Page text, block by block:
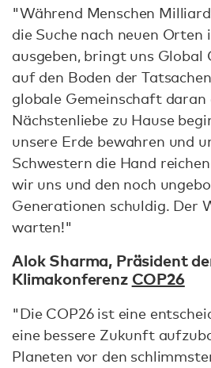
"Während Menschen
die Suche nach neuen
ausgeben, bringt uns Global
auf den Boden der
globale Gemeinschaft daran
Nächstenliebe zu Hause
unsere Erde bewahren und
Schwestern die Hand
wir uns und den noch
Generationen schuldig. Der
warten!"
Alok Sharma, Präsident
Klimakonferenz COP26
"Die COP26 ist eine
eine bessere Zukunft
Planeten vor den